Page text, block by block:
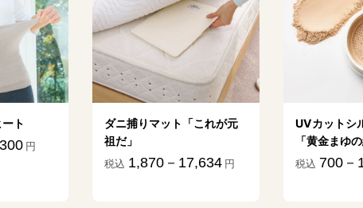
ト
円
ダニ捕りマット「これが元
祖だ」
税込 1,870－17,634 円
UVカットシ
「黄金まゆ
税込 700－